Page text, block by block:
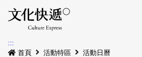
最新公告
:::
首頁
活動特區 活動日曆